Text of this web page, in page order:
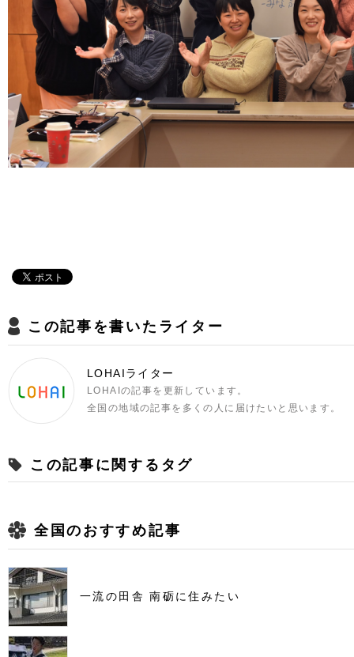
この記事を書いたライター
LOHAIライター
LOHAIの記事を更新しています。
全国の地域の記事を多くの人に届けたいと思います。
この記事に関するタグ
全国のおすすめ記事
一流の田舎 南砺に住みたい